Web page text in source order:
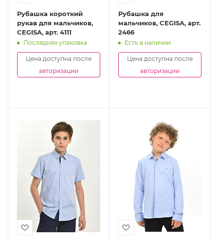
Рубашка короткий
рукав для мальчиков,
CEGISA, арт. 4111
Последняя упаковка
Цена доступна после
авторизации
Рубашка для
мальчиков, CEGISA, арт.
2466
Есть в наличии
Цена доступна после
авторизации